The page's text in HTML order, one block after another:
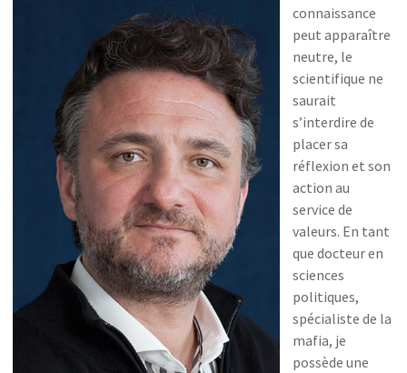
connaissance
peut apparaître
neutre, le
scientifique ne
saurait
s’interdire de
placer sa
réflexion et son
action au
service de
valeurs. En tant
que docteur en
sciences
politiques,
spécialiste de la
mafia, je
possède une